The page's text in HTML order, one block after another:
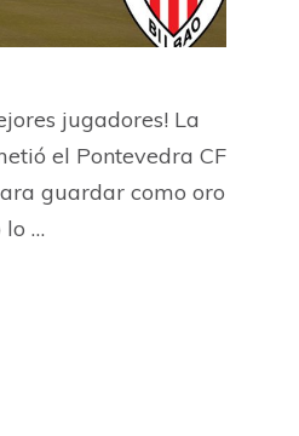
jugadores! La
el Pontevedra CF
guardar como oro
lo …